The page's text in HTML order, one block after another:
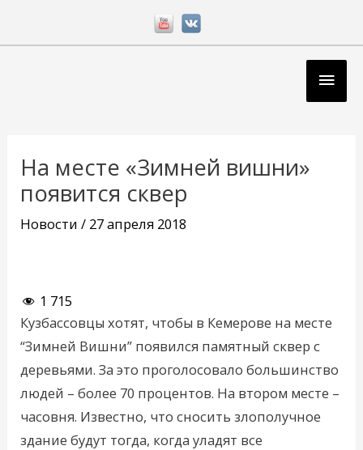
На месте «Зимней вишни»
появится сквер
Новости / 27 апреля 2018
1 715
Кузбассовцы хотят, чтобы в Кемерове на месте
“Зимней Вишни” появился памятный сквер с
деревьями. За это проголосовало большинство
людей – более 70 процентов. На втором месте –
часовня. Известно, что сносить злополучное
здание будут тогда, когда уладят все
записям